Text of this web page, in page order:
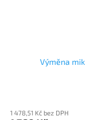
Výměna
1 478,51 Kč bez DPH